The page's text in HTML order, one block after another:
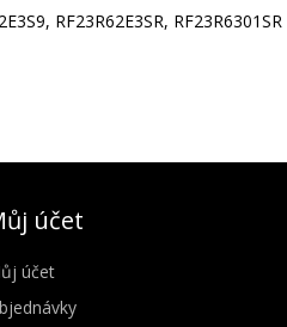
RF23R62E3SR, RF23R6301SR
účet
účet